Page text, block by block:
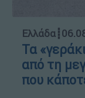
Ελλάδα┋
Τα
από τη
που